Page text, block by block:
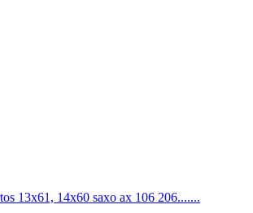
13x61, 14x60 saxo ax 106 206.......